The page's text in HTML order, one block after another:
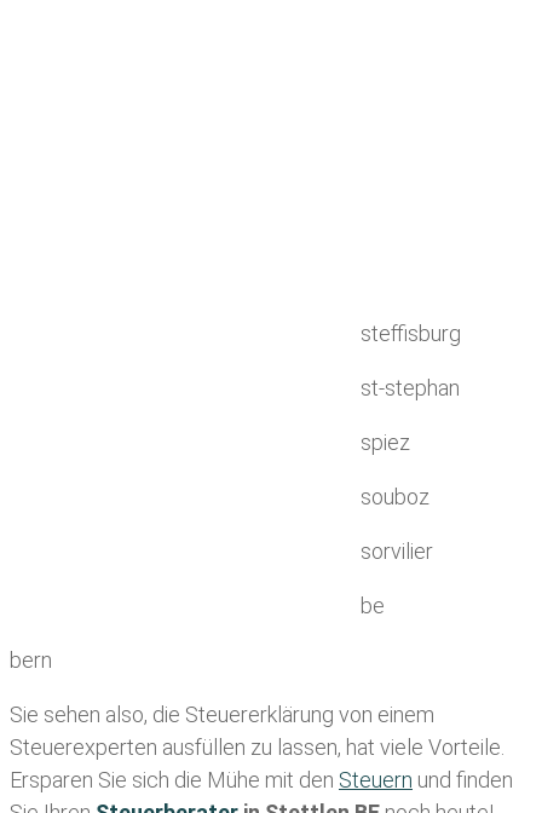
steffisburg
st-stephan
spiez
souboz
sorvilier
be
bern
Sie sehen also, die Steuererklärung von einem
Steuerexperten ausfüllen zu lassen, hat viele Vorteile.
Ersparen Sie sich die Mühe mit den Steuern und finden